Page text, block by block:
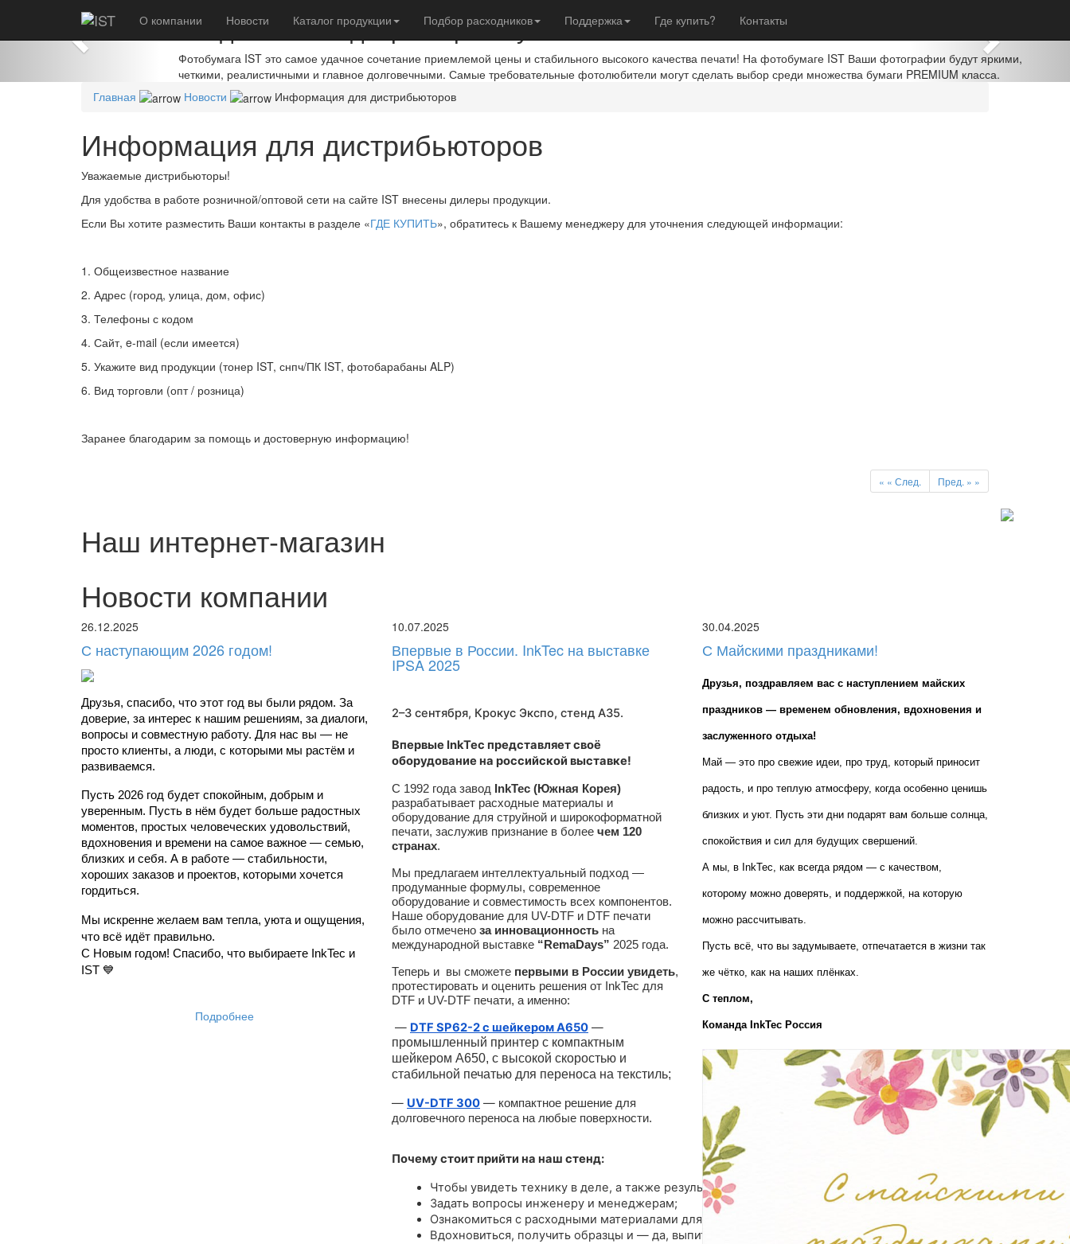
О компании Новости Каталог продукции Подбор расходников Поддержка Где купить? Контакты
Создавайте шедевры с фотобумагой IST
Фотобумага IST это самое удачное сочетание приемлемой цены и стабильного высокого качества печати! На фотобумаге IST Ваши фотографии будут яркими,
четкими, реалистичными и главное долговечными. Самые требовательные фотолюбители могут сделать выбор среди множества бумаги PREMIUM класса.
Previous
Главная Новости Информация для дистрибьюторов
Информация для дистрибьюторов
Уважаемые дистрибьюторы!
Для удобства в работе розничной/оптовой сети на сайте IST внесены дилеры продукции.
Если Вы хотите разместить Ваши контакты в разделе «ГДЕ КУПИТЬ», обратитесь к Вашему менеджеру для уточнения следующей информации:
1. Общеизвестное название
2. Адрес (город, улица, дом, офис)
3. Телефоны с кодом
4. Сайт, e-mail (если имеется)
5. Укажите вид продукции (тонер IST, снпч/ПК IST, фотобарабаны ALP)
6. Вид торговли (опт / розница)
Заранее благодарим за помощь и достоверную информацию!
« « След. Пред. » »
Наш интернет-магазин
Новости компании
26.12.2025
С наступающим 2026 годом!
Друзья, спасибо, что этот год вы были рядом. За
доверие, за интерес к нашим решениям, за диалоги,
вопросы и совместную работу. Для нас вы — не
просто клиенты, а люди, с которыми мы растём и
развиваемся.
Пусть 2026 год будет спокойным, добрым и
уверенным. Пусть в нём будет больше радостных
моментов, простых человеческих удовольствий,
вдохновения и времени на самое важное — семью,
близких и себя. А в работе — стабильности,
хороших заказов и проектов, которыми хочется
гордиться.
Мы искренне желаем вам тепла, уюта и ощущения,
что всё идёт правильно.
С Новым годом! Спасибо, что выбираете InkTec и
IST 💙
Подробнее
10.07.2025
Впервые в России. InkTec на выставке
IPSA 2025
2–3 сентября, Крокус Экспо, стенд A35.
Впервые InkTec представляет своё
оборудование на российской выставке!
С 1992 года завод InkTec (Южная Корея)
разрабатывает расходные материалы и
оборудование для струйной и широкоформатной
печати, заслужив признание в более чем 120
странах.
Мы предлагаем интеллектуальный подход —
продуманные формулы, современное
оборудование и совместимость всех компонентов.
Наше оборудование для UV-DTF и DTF печати
было отмечено за инновационность на
международной выставке “RemaDays” 2025 года.
Теперь и вы сможете первыми в России увидеть,
протестировать и оценить решения от InkTec для
DTF и UV-DTF печати, а именно:
— DTF SP62-2 с шейкером A650 —
промышленный принтер с компактным
шейкером А650, с высокой скоростью и
стабильной печатью для переноса на текстиль;
— UV-DTF 300 — компактное решение для
долговечного переноса на любые поверхности.
Почему стоит прийти на наш стенд:
Чтобы увидеть технику в деле, а также результат печати;
Задать вопросы инженеру и менеджерам;
Ознакомиться с расходными материалами для UV-DTF, DTF и широкоформатной печати;
Вдохновиться, получить образцы и — да, выпить хорошего кофе:)
30.04.2025
С Майскими праздниками!
Друзья, поздравляем вас с наступлением майских
праздников — временем обновления, вдохновения и
заслуженного отдыха!
Май — это про свежие идеи, про труд, который приносит
радость, и про теплую атмосферу, когда особенно ценишь
близких и уют. Пусть эти дни подарят вам больше солнца,
спокойствия и сил для будущих свершений.
А мы, в InkTec, как всегда рядом — с качеством,
которому можно доверять, и поддержкой, на которую
можно рассчитывать.
Пусть всё, что вы задумываете, отпечатается в жизни так
же чётко, как на наших плёнках.
С теплом,
Команда InkTec Россия